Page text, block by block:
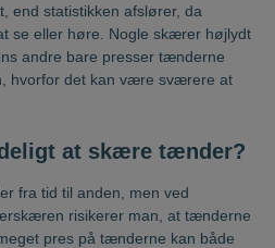
end statistikken afslører, da
se eller høre. Nogle skærer højlydt
andre bare presser tænderne
hvorfor det kan være sværere at
at skære tænder?
fra tid til anden, men ved
risikerer man, at tænderne
pres på tænderne kan både